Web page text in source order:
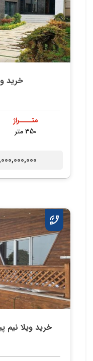
خرید
متــــراژ
350 متر
3,000,000,000
خرید ویلا